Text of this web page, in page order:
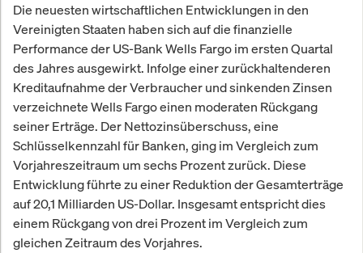
Die neuesten wirtschaftlichen Entwicklungen in den
Vereinigten Staaten haben sich auf die finanzielle
Performance der US-Bank Wells Fargo im ersten Quartal
des Jahres ausgewirkt. Infolge einer zurückhaltenderen
Kreditaufnahme der Verbraucher und sinkenden Zinsen
verzeichnete Wells Fargo einen moderaten Rückgang
seiner Erträge. Der Nettozinsüberschuss, eine
Schlüsselkennzahl für Banken, ging im Vergleich zum
Vorjahreszeitraum um sechs Prozent zurück. Diese
Entwicklung führte zu einer Reduktion der Gesamterträge
auf 20,1 Milliarden US-Dollar. Insgesamt entspricht dies
einem Rückgang von drei Prozent im Vergleich zum
gleichen Zeitraum des Vorjahres.